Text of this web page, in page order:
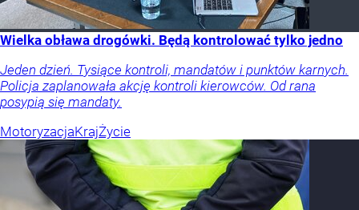
Wielka obława drogówki. Będą kontrolować tylko jedno
Jeden dzień. Tysiące kontroli, mandatów i punktów karnych.
Policja zaplanowała akcję kontroli kierowców. Od rana
posypią się mandaty.
MotoryzacjaKrajŻycie